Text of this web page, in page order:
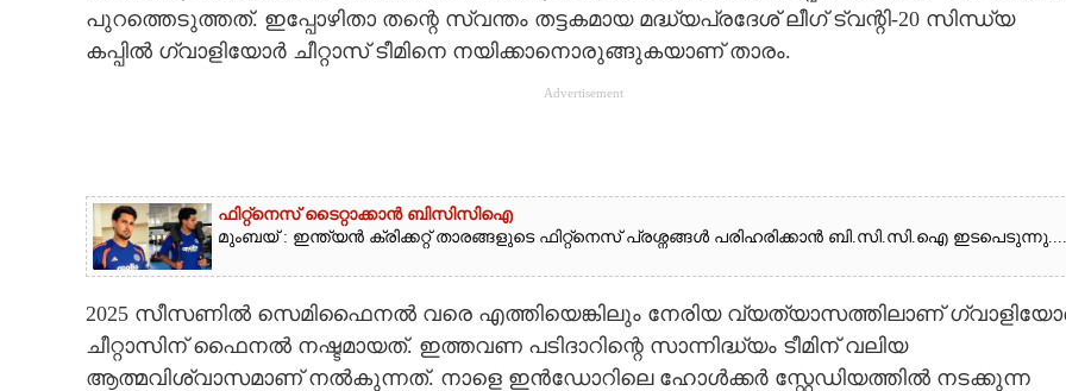
CONTACT US
പുറത്തെടുത്തത്. ഇപ്പോഴിതാ തന്റെ സ്വന്തം തട്ടകമായ മദ്ധ്യപ്രദേശ് ലീഗ് ട്വന്റി-20 സിന്ധ്യ
കപ്പിൽ ഗ്വാളിയോർ ചീറ്റാസ് ടീമിനെ നയിക്കാനൊരുങ്ങുകയാണ് താരം.
Advertisement
ഫിറ്റ്നെസ് ടൈറ്റാക്കാൻ ബിസിസിഐ
മുംബയ് : ഇന്ത്യൻ ക്രിക്കറ്റ് താരങ്ങളുടെ ഫിറ്റ്നെസ് പ്രശ്നങ്ങൾ പരിഹരിക്കാൻ ബി.സി.സി.ഐ ഇടപെടുന്നു....
2025 സീസണിൽ സെമിഫൈനൽ വരെ എത്തിയെങ്കിലും നേരിയ വ്യത്യാസത്തിലാണ്
ചീറ്റാസിന് ഫൈനൽ നഷ്ടമായത്. ഇത്തവണ പടിദാറിന്റെ സാന്നിദ്ധ്യം ടീമിന് വലിയ
ആത്മവിശ്വാസമാണ് നൽകുന്നത്. നാളെ ഇൻഡോറിലെ ഹോൾക്കർ സ്റ്റേഡിയത്തിൽ നടക്കുന്ന